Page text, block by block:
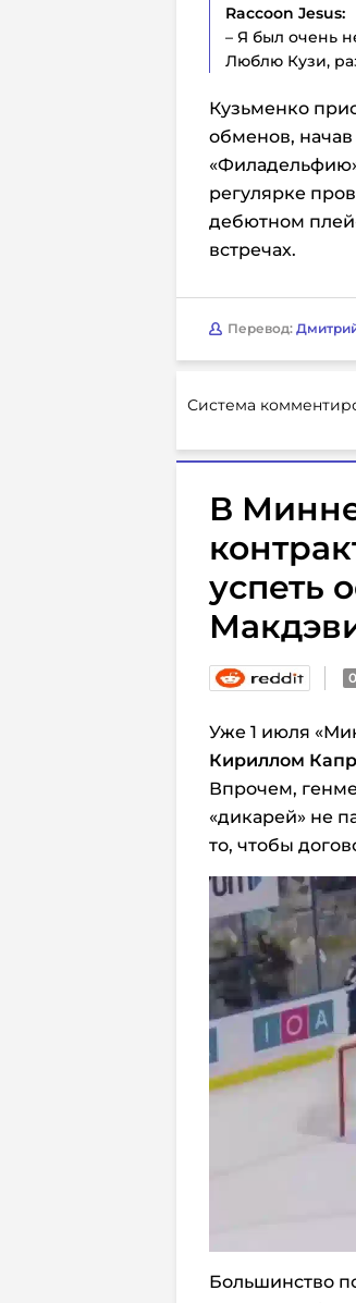
Raccoon Jesus:
– Я был очень
Люблю Кузи,
Кузьменко
обменов, начав
регулярке
дебютном
встречах.
Перевод:
Система
В
успеть
Уже 1 июля
Кириллом
Впрочем,
«дикарей» не
то, чтобы
Большинство